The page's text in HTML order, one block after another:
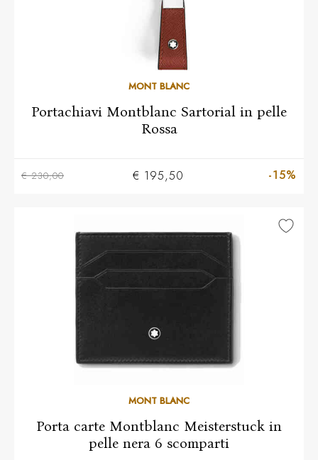
MONT BLANC
Portachiavi Montblanc Sartorial in pelle
Rossa
€ 230,00 € 195,50 -15%
MONT BLANC
Porta carte Montblanc Meisterstuck in
pelle nera 6 scomparti